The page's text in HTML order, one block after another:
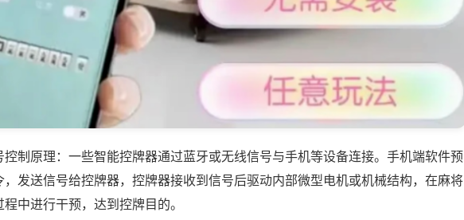
控制原理：一些智能控牌器通过蓝牙或无线信号与手机等设备连接。手机端软件预
，发送信号给控牌器，控牌器接收到信号后驱动内部微型电机或机械结构，在麻将
中进行干预，达到控牌目的。